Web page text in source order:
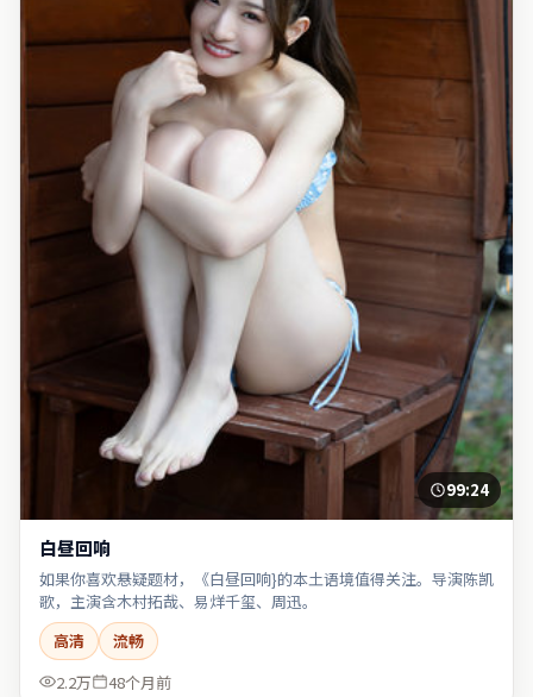
99:24
白昼回响
如果你喜欢悬疑题材，《白昼回响}的本土语境值得关注。导演陈凯
歌，主演含木村拓哉、易烊千玺、周迅。
高清
流畅
2.2万
48个月前